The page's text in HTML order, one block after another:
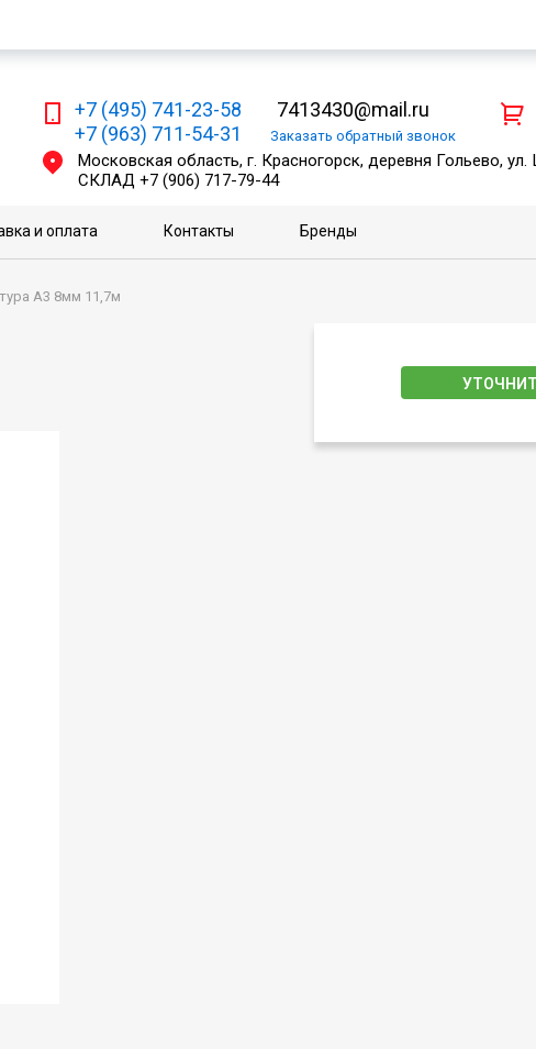
+7 (495) 741-23-58
+7 (963) 711-54-31
7413430@mail.ru
Заказать обратный звонок
Московская область, г. Красногорск, деревня Гольево, ул.
СКЛАД +7 (906) 717-79-44
и оплата Контакты Бренды
А3 8мм 11,7м